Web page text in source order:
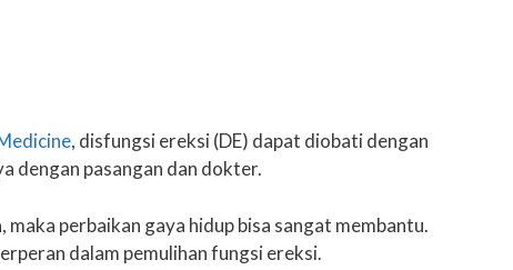
, disfungsi ereksi (DE) dapat diobati dengan
dengan pasangan dan dokter.
perbaikan gaya hidup bisa sangat membantu.
dalam pemulihan fungsi ereksi.